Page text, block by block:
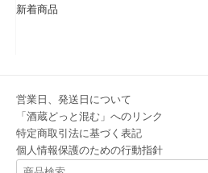
新着商品
営業日、発送日について
「酒蔵どっと混む」へのリンク
特定商取引法に基づく表記
個人情報保護のための行動指針
検